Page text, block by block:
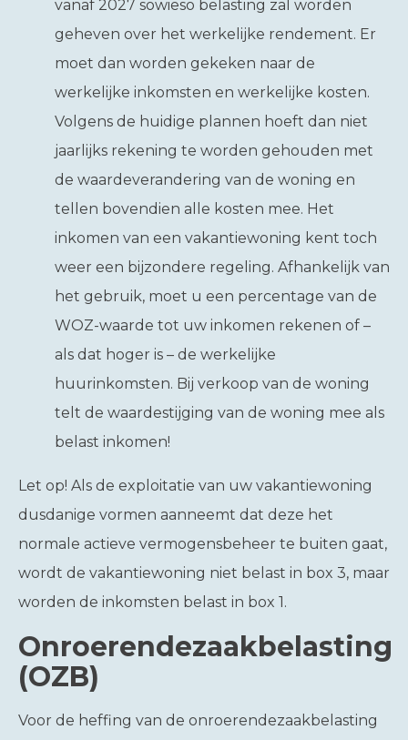
vanaf 2027 sowieso belasting zal worden
geheven over het werkelijke rendement. Er
moet dan worden gekeken naar de
werkelijke inkomsten en werkelijke kosten.
Volgens de huidige plannen hoeft dan niet
jaarlijks rekening te worden gehouden met
de waardeverandering van de woning en
tellen bovendien alle kosten mee. Het
inkomen van een vakantiewoning kent toch
weer een bijzondere regeling. Afhankelijk van
het gebruik, moet u een percentage van de
WOZ-waarde tot uw inkomen rekenen of –
als dat hoger is – de werkelijke
huurinkomsten. Bij verkoop van de woning
telt de waardestijging van de woning mee als
belast inkomen!
Let op! Als de exploitatie van uw vakantiewoning
dusdanige vormen aanneemt dat deze het
normale actieve vermogensbeheer te buiten gaat,
wordt de vakantiewoning niet belast in box 3, maar
worden de inkomsten belast in box 1.
Onroerendezaakbelasting
(OZB)
Voor de heffing van de onroerendezaakbelasting